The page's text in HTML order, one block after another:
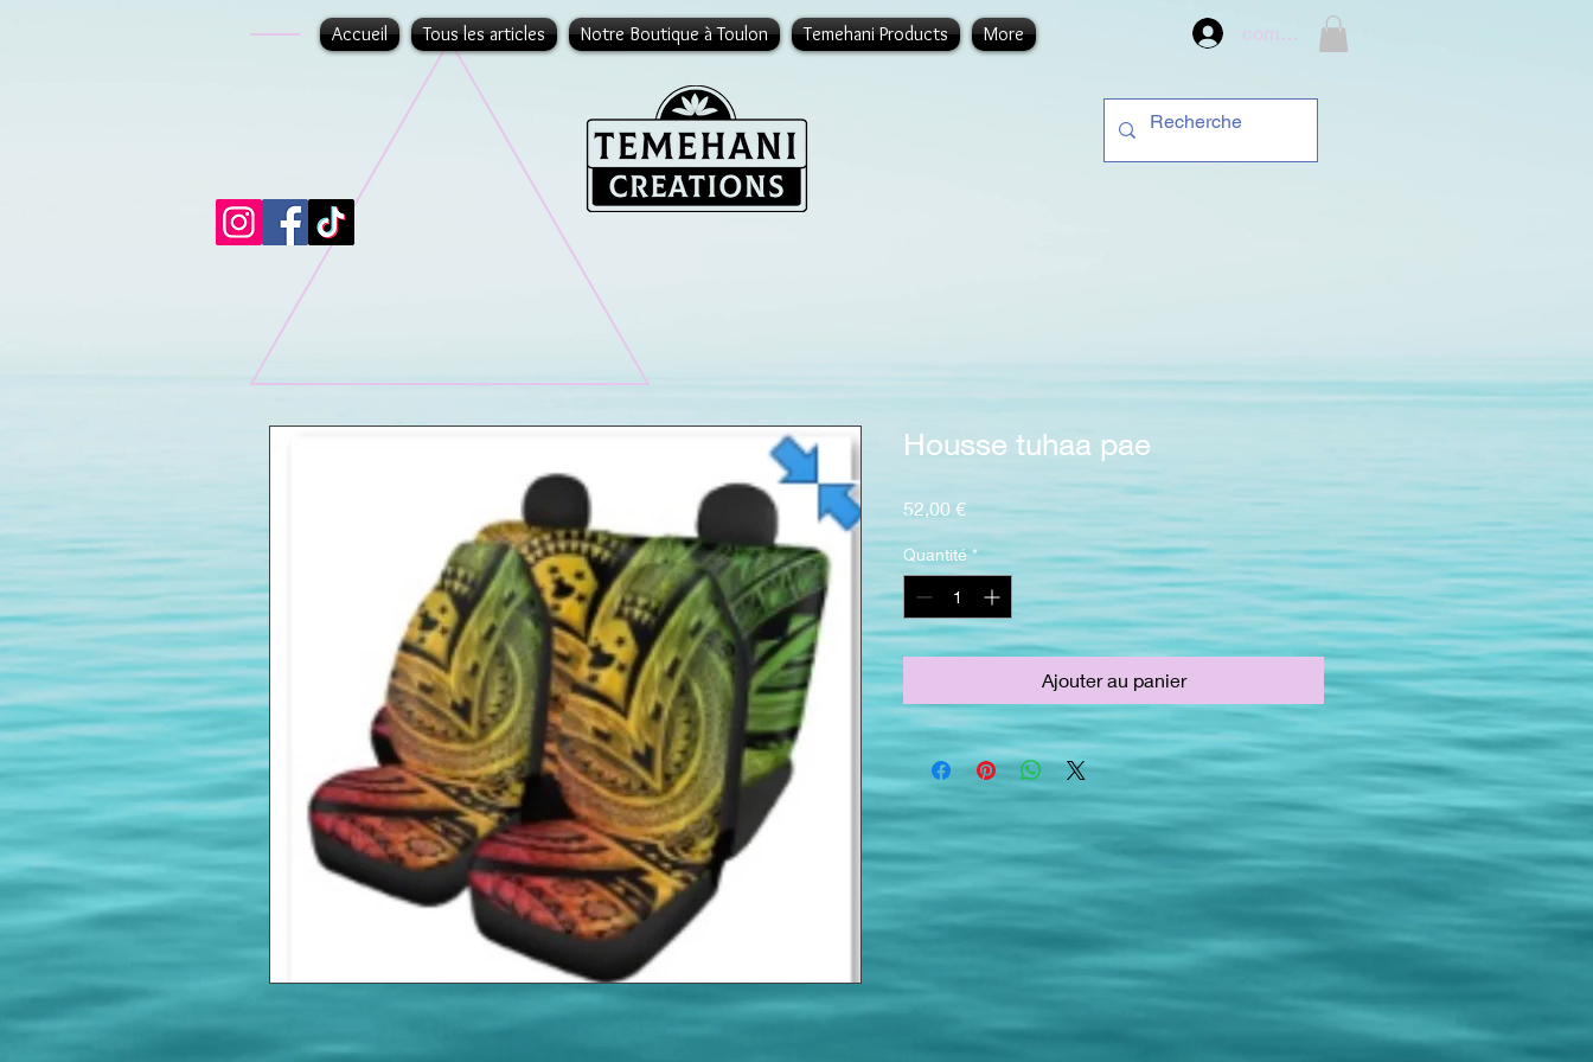
Accueil Tous les articles Notre Boutique à Toulon Temehani Products More compte
Housse tuhaa pae
52,00 €Prix
Quantité *
Ajouter au panier